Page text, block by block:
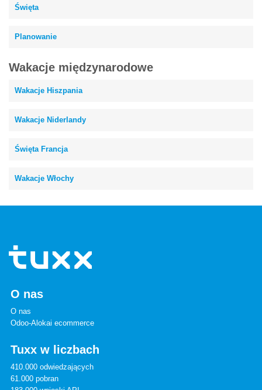
Święta
Planowanie
Wakacje międzynarodowe
Wakacje Hiszpania
Wakacje Niderlandy
Święta Francja
Wakacje Włochy
O nas
O nas
Odoo-Alokai ecommerce
Tuxx w liczbach
410.000 odwiedzających
61.000 pobran